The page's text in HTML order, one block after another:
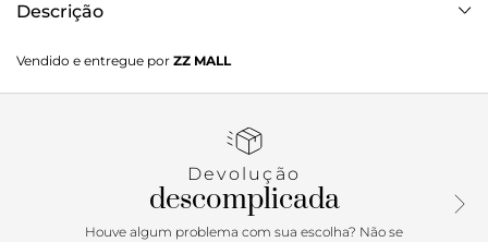
Descrição
formato estruturado, capa frontal e tampo com costuras
em matelassê bombadas e inscrição discreta do nome da
metálica dupla com tiras de couro entrelaçadas e
vazados. Possui fecho em tampo frontal e encaixe em peça
metálica. Com forro e divisória interna. Porque Apostar A
bag Mizz já é um clássico! Urbana e com informação de
Vendido e entregue por ZZ MALL
Devolução
descomplicada
Houve algum problema com sua escolha? Não se